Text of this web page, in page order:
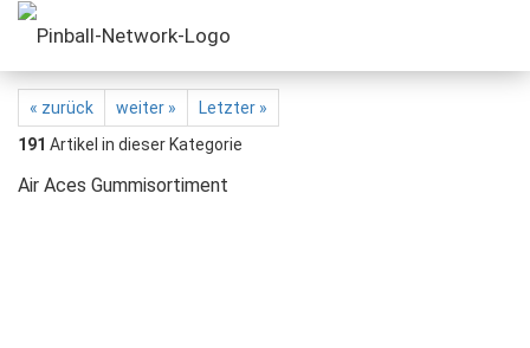
« zurück weiter »
Letzter »
191 Artikel in dieser Kategorie
Air Aces Gummisortiment